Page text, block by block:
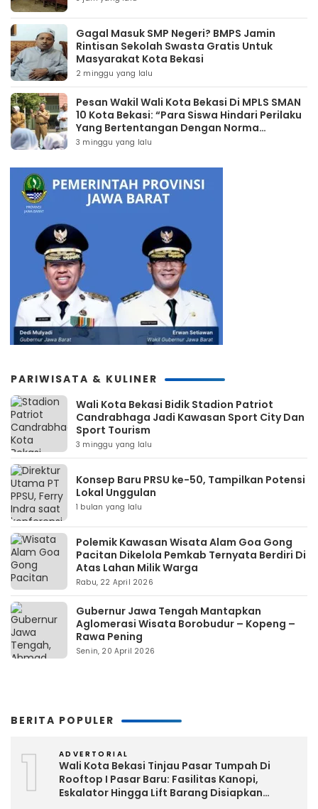
Gagal Masuk SMP Negeri? BMPS Jamin
Rintisan Sekolah Swasta Gratis Untuk
Masyarakat Kota Bekasi
2 minggu yang lalu
Pesan Wakil Wali Kota Bekasi Di MPLS SMAN
10 Kota Bekasi: “Para Siswa Hindari Perilaku
Yang Bertentangan Dengan Norma
Masyarakat Maupun Agama”
3 minggu yang lalu
PARIWISATA & KULINER
Wali Kota Bekasi Bidik Stadion Patriot
Candrabhaga Jadi Kawasan Sport City Dan
Sport Tourism
3 minggu yang lalu
Konsep Baru PRSU ke-50, Tampilkan Potensi
Lokal Unggulan
1 bulan yang lalu
Polemik Kawasan Wisata Alam Goa Gong
Pacitan Dikelola Pemkab Ternyata Berdiri Di
Atas Lahan Milik Warga
Rabu, 22 April 2026
Gubernur Jawa Tengah Mantapkan
Aglomerasi Wisata Borobudur – Kopeng –
Rawa Pening
Senin, 20 April 2026
BERITA POPULER
1 ADVERTORIAL
Wali Kota Bekasi Tinjau Pasar Tumpah Di
Rooftop I Pasar Baru: Fasilitas Kanopi,
Eskalator Hingga Lift Barang Disiapkan